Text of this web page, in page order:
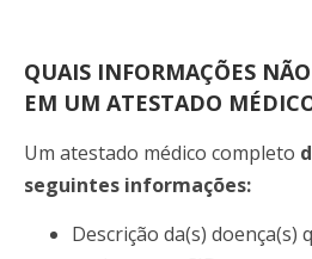
QUAIS INFORMAÇÕES
EM UM ATESTADO
Um atestado médico completo
seguintes informações:
Descrição da(s) doença(s)